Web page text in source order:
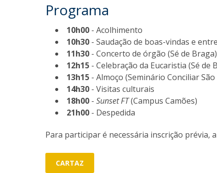
Programa
10h00 - Acolhimento
10h30 - Saudação de boas-vindas e
11h30 - Concerto de órgão (Sé de Braga)
12h15 - Celebração da Eucaristia (Sé de
13h15 - Almoço (Seminário Conciliar
14h30 - Visitas culturais
18h00 - Sunset FT(Campus Camões)
21h00 - Despedida
Para participar é necessária inscrição prévia,
CARTAZ